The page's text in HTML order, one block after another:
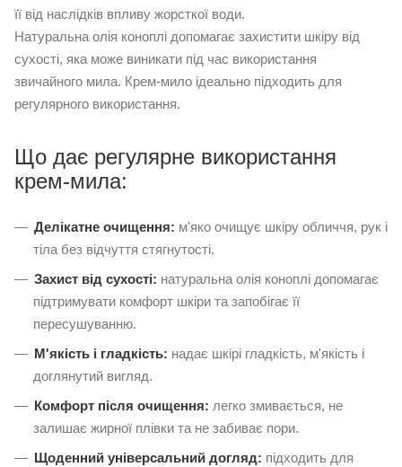
її від наслідків впливу жорсткої води.
Натуральна олія коноплі допомагає захистити шкіру від
сухості, яка може виникати під час використання
звичайного мила. Крем-мило ідеально підходить для
регулярного використання.
Що дає регулярне використання
крем-мила:
Делікатне очищення: м'яко очищує шкіру обличчя, рук і
тіла без відчуття стягнутості.
Захист від сухості: натуральна олія коноплі допомагає
підтримувати комфорт шкіри та запобігає її
пересушуванню.
М'якість і гладкість: надає шкірі гладкість, м'якість і
доглянутий вигляд.
Комфорт після очищення: легко змивається, не
залишає жирної плівки та не забиває пори.
Щоденний універсальний догляд: підходить для